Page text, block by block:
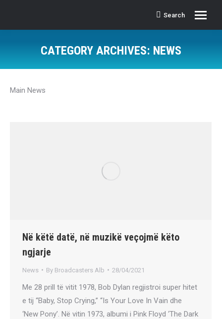
Search:
Search
CATEGORY ARCHIVES: NEWS
Main News
Në këtë datë, në muzikë veçojmë këto
ngjarje
News By Broadcasters Alb 28/04/2021
Me 28 prill të vitit 1978, Bob Dylan regjistroi super hitet
e tij “Baby, Stop Crying,” “Is Your Love In Vain dhe
‘New Pony’. Në vitin 1973, albumi i Pink Floyd ‘The Dark